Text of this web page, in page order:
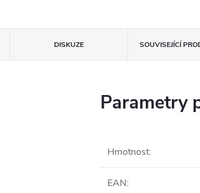
DISKUZE SOUVISEJÍCÍ
Parametry
Hmotnost:
EAN: